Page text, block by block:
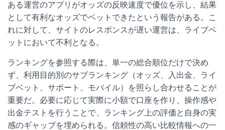
ある運営のアプリがオッズの反映速度で優位を示し、結果
として有利なオッズでベットできたという報告がある。こ
れに対して、サイトのレスポンスが遅い運営は、ライブベ
ットにおいて不利となる。
ランキングを参照する際は、単一の総合順位だけで決め
ず、利用目的別のサブランキング（オッズ、入出金、ライ
ブベット、サポート、モバイル）を照らし合わせることが
重要だ。必要に応じて実際に小額で口座を作り、操作感や
出金テストを行うことで、ランキング上の評価と自身の実
感のギャップを埋められる。信頼性の高い比較情報への一